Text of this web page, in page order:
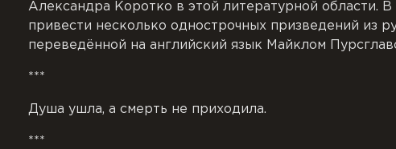
Александра Коротко в этой литературной области.
привести несколько однострочных призведений из
переведённой на английский язык Майклом
***
Душа ушла, а смерть не приходила.
***